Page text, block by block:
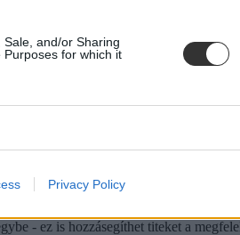
and/or Sharing
for which it
Privacy Policy
a kérdésekre adott válaszokat. Ezek
- ez is hozzásegíthet titeket a